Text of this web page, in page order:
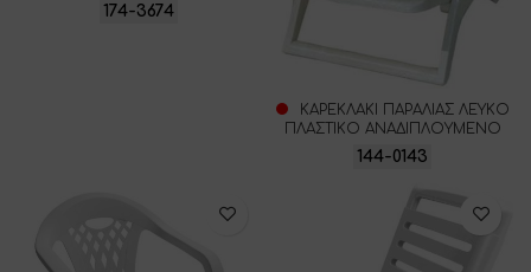
174-3674
ΚΑΡΕΚΛΑΚΙ ΠΑΡΑΛΙΑΣ ΛΕΥΚΟ
ΠΛΑΣΤΙΚΟ ΑΝΑΔΙΠΛΟΥΜΕΝΟ
144-0143